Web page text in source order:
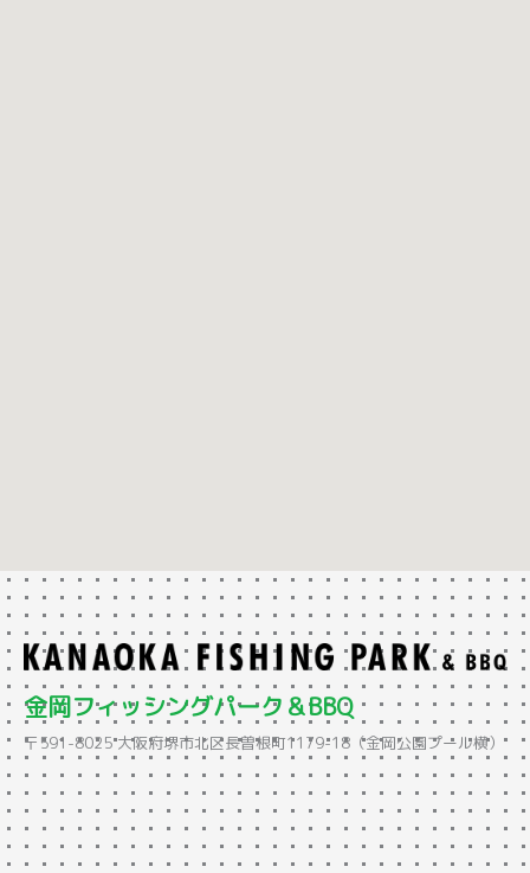
金岡フィッシングパーク＆BBQ
〒591-8025 大阪府堺市北区長曽根町1179-18（金岡公園プール横）